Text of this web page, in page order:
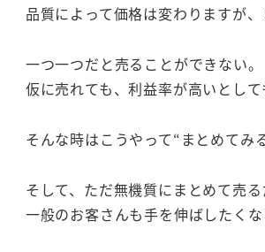
品質によって価格は変わりますが
一つ一つだと売ることができない。
仮に売れても、利益率が高いとし
そんな時はこうやって“まとめてみ
そして、ただ無機質にまとめて売る
一般のお客さんも手を伸ばしたく